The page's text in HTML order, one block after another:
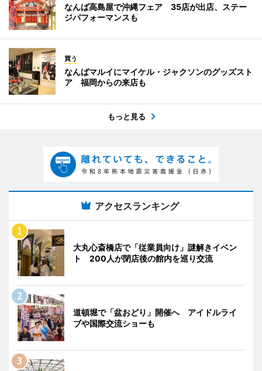
なんば高島屋で沖縄フェア 35店が出店、ステー
ジパフォーマンスも
買う
なんばマルイにマイケル・ジャクソンのグッズスト
ア 福岡からの来店も
もっと見る
アクセスランキング
大丸心斎橋店で「従業員向け」謎解きイベン
ト 200人が閉店後の館内を巡り交流
道頓堀で「盆おどり」開催へ アイドルライ
ブや国際交流ショーも